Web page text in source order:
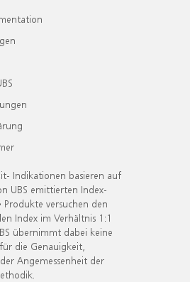
Indikationen basieren auf
UBS emittierten Index-
Produkte versuchen den
Index im Verhältnis 1:1
übernimmt dabei keine
die Genauigkeit,
Angemessenheit der